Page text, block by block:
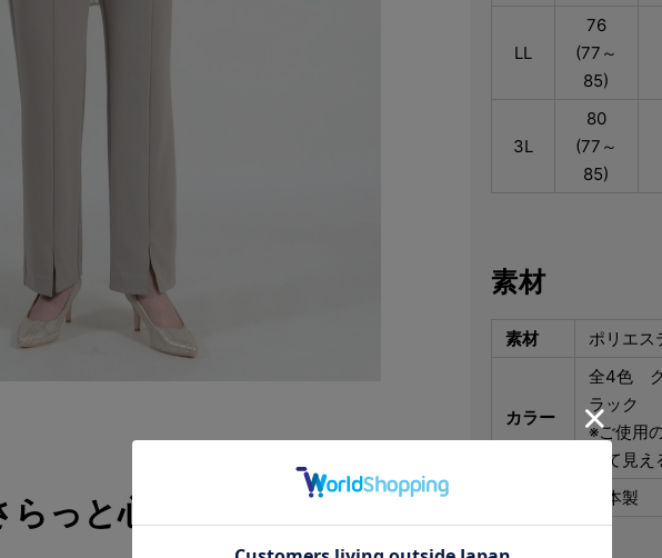
っと心地いい。
LL
76
(77～
85)
3L
80
(77～
85)
素材
素材 ポリエス
カラー
全4色 グ
ラック
※ご使用
って見
日本製